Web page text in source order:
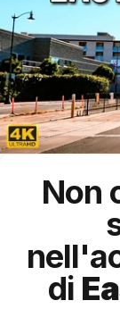
Non
di